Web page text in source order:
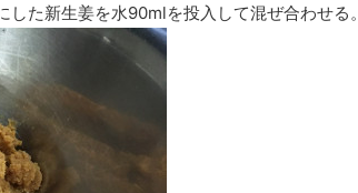
た新生姜を水90mlを投入して混ぜ合わせる。